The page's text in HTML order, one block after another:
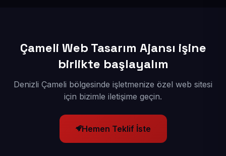
Çameli Web Tasarım Ajansı işine
birlikte başlayalım
Denizli Çameli bölgesinde işletmenize özel web sitesi
için bizimle iletişime geçin.
Hemen Teklif İste